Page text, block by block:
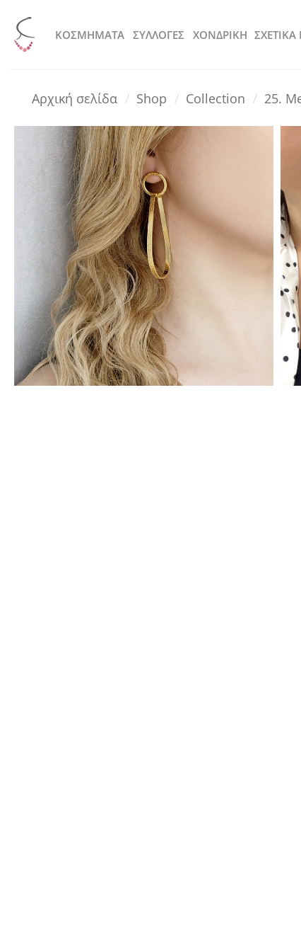
στο
περιεχόμενο
KOΣΜΗΜΑΤΑ ΣΥΛΛΟΓΕΣ ΧΟΝΔΡΙΚΗ
Αρχική σελίδα / Shop / Collection / 25.